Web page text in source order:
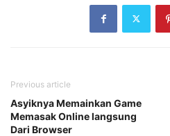
Previous article
Asyiknya Memainkan Game
Memasak Online langsung
Dari Browser